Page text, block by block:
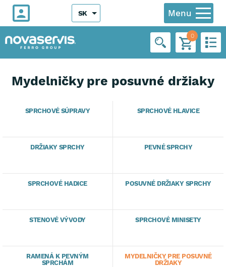
Menu
SK
0
Mydelničky pre posuvné držiaky
SPRCHOVÉ SÚPRAVY SPRCHOVÉ HLAVICE
DRŽIAKY SPRCHY PEVNÉ SPRCHY
SPRCHOVÉ HADICE POSUVNÉ DRŽIAKY SPRCHY
STENOVÉ VÝVODY SPRCHOVÉ MINISETY
RAMENÁ K PEVNÝM
SPRCHÁM
MYDELNIČKY PRE POSUVNÉ
DRŽIAKY